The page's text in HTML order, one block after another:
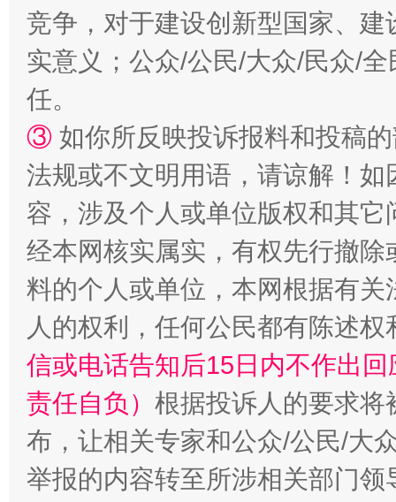
“蜀中异人”王建安的艺术幻境
竞争，对于建设创新型国家、
实意义；公众/公民/大众/民众/
任。
③ 如你所反映投诉报料和投稿
法规或不文明用语，请谅解！
容，涉及个人或单位版权和其它
经本网核实属实，有权先行撤
料的个人或单位，本网根据有
人的权利，任何公民都有陈述
信或电话告知后15日内不作出
责任自负） 根据投诉人的要求将
布，让相关专家和公众/公民/大
举报的内容转至所涉相关部门